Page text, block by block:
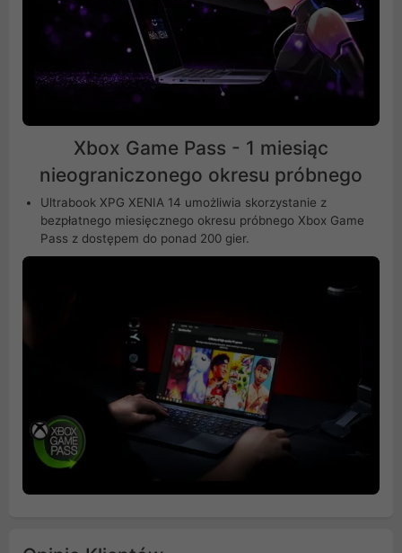
Xbox Game Pass - 1 miesiąc
nieograniczonego okresu próbnego
Ultrabook XPG XENIA 14 umożliwia skorzystanie z
bezpłatnego miesięcznego okresu próbnego Xbox Game
Pass z dostępem do ponad 200 gier.